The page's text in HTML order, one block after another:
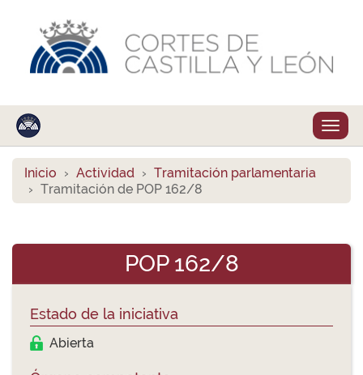
Inicio Actividad
Tramitación parlamentaria
Tramitación de POP 162/8
POP 162/8
Estado de la iniciativa
Abierta